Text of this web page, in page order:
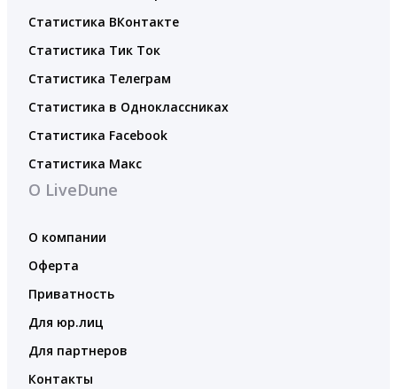
Статистика ВКонтакте
Статистика Тик Ток
Статистика Телеграм
Статистика в Одноклассниках
Статистика Facebook
Статистика Макс
О LiveDune
О компании
Оферта
Приватность
Для юр.лиц
Для партнеров
Контакты